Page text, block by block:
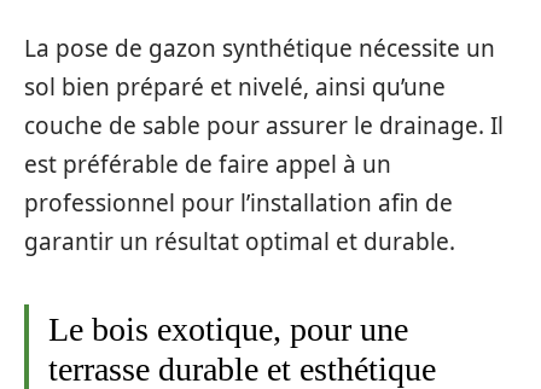
La pose de gazon synthétique nécessite un
sol bien préparé et nivelé, ainsi qu’une
couche de sable pour assurer le drainage. Il
est préférable de faire appel à un
professionnel pour l’installation afin de
garantir un résultat optimal et durable.
Le bois exotique, pour une
terrasse durable et esthétique